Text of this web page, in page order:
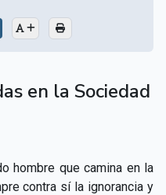
en la Sociedad
hombre que camina en la
contra sí la ignorancia y